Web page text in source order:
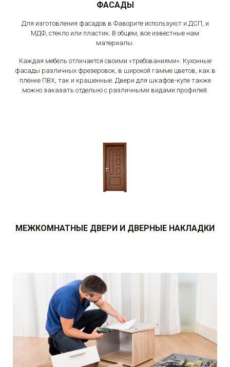
ФАСАДЫ
Для изготовления фасадов в Фаворите используют и ДСП, и
МДФ, стекло или пластик. В общем, все известные нам
материалы.
Каждая мебель отличается своими «требованиями». Кухонные
фасады различных фрезеровок, в широкой гамме цветов, как в
плёнке ПВХ, так и крашенные. Двери для шкафов-купе также
можно заказать отдельно с различными видами профилей.
МЕЖКОМНАТНЫЕ ДВЕРИ И ДВЕРНЫЕ НАКЛАДКИ